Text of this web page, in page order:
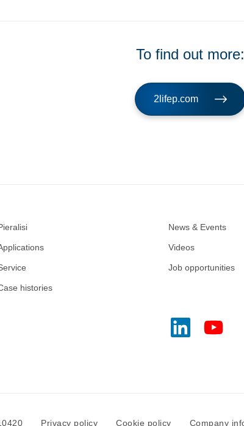
To find out more:
2lifep.com
histories
News & Events
Videos
Job opportunities
Privacy policy Cookie policy Company